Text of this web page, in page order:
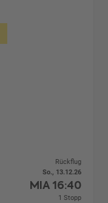
Rückflug
So., 13.12.26
MIA 16:40
1 Stopp